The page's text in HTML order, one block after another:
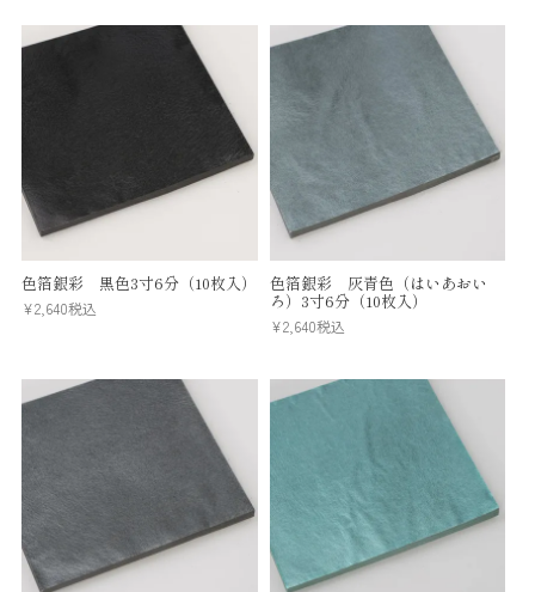
色箔銀彩 黒色3寸6分（10枚入）
¥2,640税込
色箔銀彩 灰青色（はいあおい
ろ）3寸6分（10枚入）
¥2,640税込